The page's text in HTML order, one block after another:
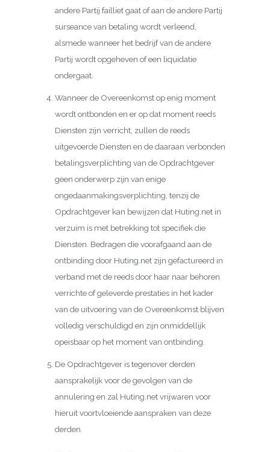
andere Partij failliet gaat of aan de andere Partij
surseance van betaling wordt verleend,
alsmede wanneer het bedrijf van de andere
Partij wordt opgeheven of een liquidatie
ondergaat.
Wanneer de Overeenkomst op enig moment
wordt ontbonden en er op dat moment reeds
Diensten zijn verricht, zullen de reeds
uitgevoerde Diensten en de daaraan verbonden
betalingsverplichting van de Opdrachtgever
geen onderwerp zijn van enige
ongedaanmakingsverplichting, tenzij de
Opdrachtgever kan bewijzen dat Huting.net in
verzuim is met betrekking tot specifiek die
Diensten. Bedragen die voorafgaand aan de
ontbinding door Huting.net zijn gefactureerd in
verband met de reeds door haar naar behoren
verrichte of geleverde prestaties in het kader
van de uitvoering van de Overeenkomst blijven
volledig verschuldigd en zijn onmiddellijk
opeisbaar op het moment van ontbinding.
De Opdrachtgever is tegenover derden
aansprakelijk voor de gevolgen van de
annulering en zal Huting.net vrijwaren voor
hieruit voortvloeiende aanspraken van deze
derden.